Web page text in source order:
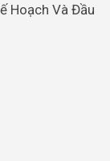
Hoạch Và Đầu